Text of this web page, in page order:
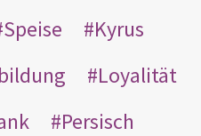
Speise
Kyrus
Loyalität
Persisch